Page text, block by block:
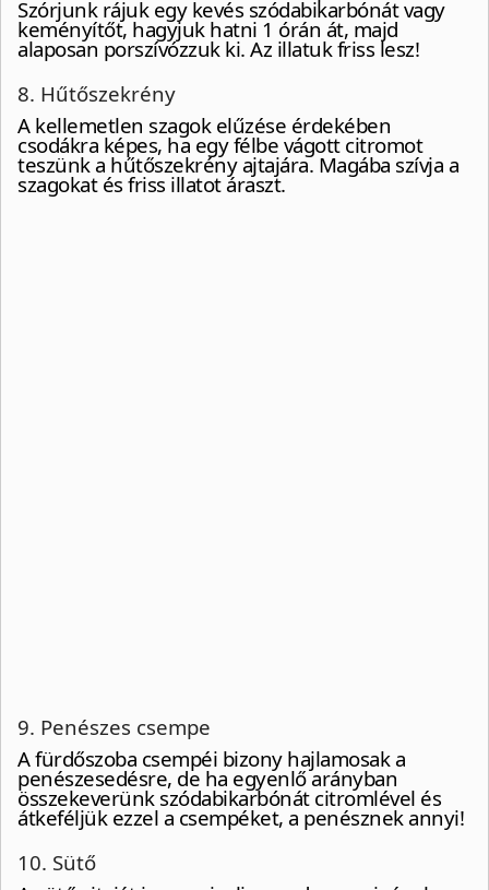
Szórjunk rájuk egy kevés szódabikarbónát vagy
keményítőt, hagyjuk hatni 1 órán át, majd
alaposan porszívózzuk ki. Az illatuk friss lesz!
8. Hűtőszekrény
A kellemetlen szagok elűzése érdekében
csodákra képes, ha egy félbe vágott citromot
teszünk a hűtőszekrény ajtajára. Magába szívja a
szagokat és friss illatot áraszt.
9. Penészes csempe
A fürdőszoba csempéi bizony hajlamosak a
penészesedésre, de ha egyenlő arányban
összekeverünk szódabikarbónát citromlével és
átkeféljük ezzel a csempéket, a penésznek annyi!
10. Sütő